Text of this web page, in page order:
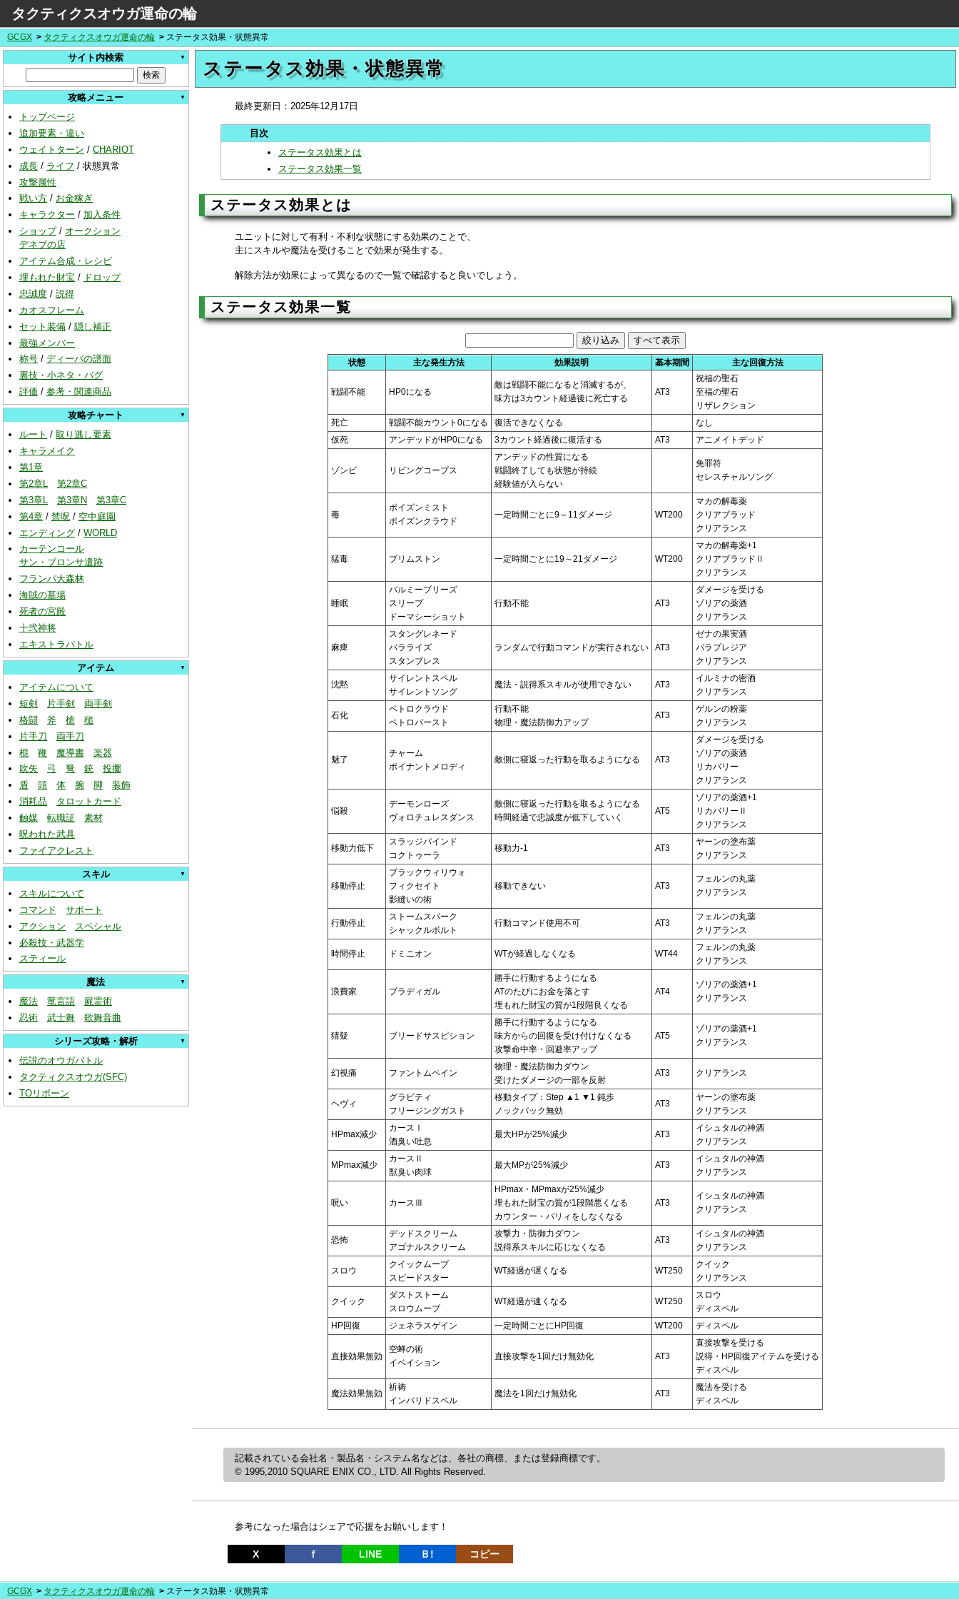
タクティクスオウガ運命の輪
GCGX タクティクスオウガ運命の輪 ステータス効果・状態異常
サイト内検索
攻略メニュー
トップページ
追加要素・違い
ウェイトターン / CHARIOT
成長 / ライフ / 状態異常
攻撃属性
戦い方 / お金稼ぎ
キャラクター / 加入条件
ショップ/ オークション
デネブの店
アイテム合成・レシピ
埋もれた財宝 / ドロップ
忠誠度 / 説得
カオスフレーム
セット装備 / 隠し補正
最強メンバー
称号 / ディーバの譜面
裏技・小ネタ・バグ
評価 / 参考・関連商品
攻略チャート
ルート / 取り逃し要素
キャラメイク
第1章
第2章L
第2章C
第3章L
第3章N
第3章C
第4章 / 禁呪 / 空中庭園
エンディング / WORLD
カーテンコール
サン・ブロンサ遺跡
フランパ大森林
海賊の墓場
死者の宮殿
十弐神将
エキストラバトル
アイテム
アイテムについて
短剣
片手剣
両手剣
格闘
斧 槍
槌
片手刀
両手刀
棍
鞭 魔導書
楽器
吹矢
弓 弩 銃
投擲
盾
頭 体 腕 脚
装飾
消耗品
タロットカード
触媒
転職証
素材
呪われた武具
ファイアクレスト
スキル
スキルについて
コマンド
サポート
アクション
スペシャル
必殺技・武器学
スティール
魔法
魔法
竜言語
屍霊術
忍術
武士舞 歌舞音曲
シリーズ攻略・解析
伝説のオウガバトル
タクティクスオウガ(SFC)
TOリボーン
ステータス効果・状態異常
最終更新日： 2025年12月17日
ステータス効果とは
ステータス効果一覧
ステータス効果とは
ユニットに対して有利・不利な状態にする効果のことで、
主にスキルや魔法を受けることで効果が発生する。
解除方法が効果によって異なるので一覧で確認すると良いでしょう。
ステータス効果一覧
状態 主な発生方法 効果説明 基本期間 主な回復方法
戦闘不能 HP0になる
敵は戦闘不能になると消滅するが、
味方は3カウント経過後に死亡する
AT3
祝福の聖石
至福の聖石
リザレクション
死亡
戦闘不能カウント0になる 復活できなくなる
なし
仮死
アンデッドがHP0になる 3カウント経過後に復活する AT3 アニメイトデッド
ゾンビ リビングコープス
アンデッドの性質になる
戦闘終了しても状態が持続
経験値が入らない
免罪符
セレスチャルソング
毒
ポイズンミスト
ポイズンクラウド
一定時間ごとに9～11ダメージ WT200
マカの解毒薬
クリアブラッド
クリアランス
猛毒 ブリムストン 一定時間ごとに19～21ダメージ WT200
マカの解毒薬+1
クリアブラッドⅡ
クリアランス
睡眠
バルミーブリーズ
スリープ
ドーマシーショット
行動不能 AT3
ダメージを受ける
ゾリアの薬酒
クリアランス
麻痺
スタングレネード
パラライズ
スタンブレス
ランダムで行動コマンドが実行されない AT3
ゼナの果実酒
パラプレジア
クリアランス
沈黙
サイレントスペル
サイレントソング
魔法・説得系スキルが使用できない AT3
イルミナの密酒
クリアランス
石化
ペトロクラウド
ペトロバースト
行動不能
物理・魔法防御力アップ
AT3
ゲルンの粉薬
クリアランス
魅了
チャーム
ポイナントメロディ
敵側に寝返った行動を取るようになる AT3
ダメージを受ける
ゾリアの薬酒
リカバリー
クリアランス
悩殺
デーモンローズ
ヴォロチュレスダンス
敵側に寝返った行動を取るようになる
時間経過で忠誠度が低下していく
AT5
ゾリアの薬酒+1
リカバリーⅡ
クリアランス
移動力低下
スラッジバインド
コクトゥーラ
移動力-1 AT3
ヤーンの塗布薬
クリアランス
移動停止
ブラックウィリウォ
フィクセイト
影縫いの術
移動できない AT3
フェルンの丸薬
クリアランス
行動停止
ストームスパーク
シャックルボルト
行動コマンド使用不可 AT3
フェルンの丸薬
クリアランス
時間停止 ドミニオン WTが経過しなくなる WT44
フェルンの丸薬
クリアランス
浪費家 プラディガル
勝手に行動するようになる
ATのたびにお金を落とす
埋もれた財宝の質が1段階良くなる
AT4
ゾリアの薬酒+1
クリアランス
猜疑 ブリードサスピション
勝手に行動するようになる
味方からの回復を受け付けなくなる
攻撃命中率・回避率アップ
AT5
ゾリアの薬酒+1
クリアランス
幻視痛 ファントムペイン
物理・魔法防御力ダウン
受けたダメージの一部を反射
AT3 クリアランス
ヘヴィ
グラビティ
フリージングガスト
移動タイプ：Step ▲1 ▼1 鈍歩
ノックバック無効
AT3
ヤーンの塗布薬
クリアランス
HPmax減少
カースⅠ
酒臭い吐息
最大HPが25%減少 AT3
イシュタルの神酒
クリアランス
MPmax減少
カースⅡ
獣臭い肉球
最大MPが25%減少 AT3
イシュタルの神酒
クリアランス
呪い カースⅢ
HPmax・MPmaxが25%減少
埋もれた財宝の質が1段階悪くなる
カウンター・パリィをしなくなる
AT3
イシュタルの神酒
クリアランス
恐怖
デッドスクリーム
アゴナルスクリーム
攻撃力・防御力ダウン
説得系スキルに応じなくなる
AT3
イシュタルの神酒
クリアランス
スロウ
クイックムーブ
スピードスター
WT経過が遅くなる WT250
クイック
クリアランス
クイック
ダストストーム
スロウムーブ
WT経過が速くなる WT250
スロウ
ディスペル
HP回復
ジェネラスゲイン 一定時間ごとにHP回復 WT200 ディスペル
直接効果無効
空蝉の術
イベイション
直接攻撃を1回だけ無効化 AT3
直接攻撃を受ける
説得・HP回復アイテムを受ける
ディスペル
魔法効果無効
祈祷
インバリドスペル
魔法を1回だけ無効化 AT3
魔法を受ける
ディスペル
記載されている会社名・製品名・システム名などは、各社の商標、または登録商標です。
© 1995,2010 SQUARE ENIX CO., LTD. All Rights Reserved.
参考になった場合はシェアで応援をお願いします！
X ｆ LINE Ｂ! コピー
GCGX タクティクスオウガ運命の輪 ステータス効果・状態異常